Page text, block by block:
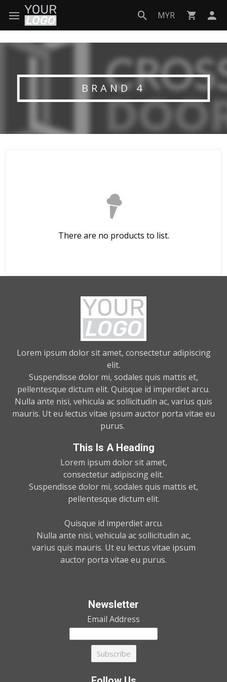
MYR
BRAND 4
There are no products to list.
Newsletter
Email Address
Lorem ipsum dolor sit amet, consectetur adipiscing
elit.
Suspendisse dolor mi, sodales quis mattis et,
pellentesque dictum elit. Quisque id imperdiet arcu.
Nulla ante nisi, vehicula ac sollicitudin ac, varius quis
mauris. Ut eu lectus vitae ipsum auctor porta vitae eu
purus.
This Is A Heading
Lorem ipsum dolor sit amet,
consectetur adipiscing elit.
Suspendisse dolor mi, sodales quis mattis et,
pellentesque dictum elit.
Quisque id imperdiet arcu.
Nulla ante nisi, vehicula ac sollicitudin ac,
varius quis mauris. Ut eu lectus vitae ipsum
auctor porta vitae eu purus.